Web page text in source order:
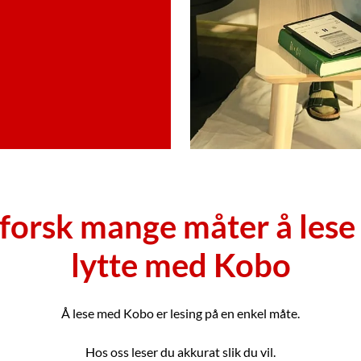
mange måter å
lytte med Kobo
Å lese med Kobo er lesing på en enkel måte.
Hos oss leser du akkurat slik du vil.